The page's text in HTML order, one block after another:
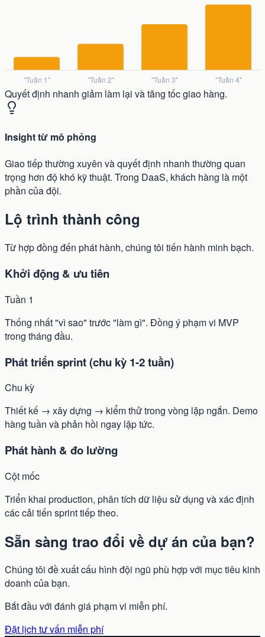
Quyết định nhanh giảm làm lại và tăng tốc giao hàng.
Insight từ mô phỏng
Giao tiếp thường xuyên và quyết định nhanh thường quan
trọng hơn độ khó kỹ thuật. Trong DaaS, khách hàng là một
phần của đội.
Lộ trình thành công
Từ hợp đồng đến phát hành, chúng tôi tiến hành minh bạch.
Khởi động & ưu tiên
Tuần 1
Thống nhất "vì sao" trước "làm gì". Đồng ý phạm vi MVP
trong tháng đầu.
Phát triển sprint (chu kỳ 1-2 tuần)
Chu kỳ
Thiết kế → xây dựng → kiểm thử trong vòng lặp ngắn. Demo
hàng tuần và phản hồi ngay lập tức.
Phát hành & đo lường
Cột mốc
Triển khai production, phân tích dữ liệu sử dụng và xác định
các cải tiến sprint tiếp theo.
Sẵn sàng trao đổi về dự án của bạn?
Chúng tôi đề xuất cấu hình đội ngũ phù hợp với mục tiêu kinh
doanh của bạn.
Bắt đầu với đánh giá phạm vi miễn phí.
Đặt lịch tư vấn miễn phí